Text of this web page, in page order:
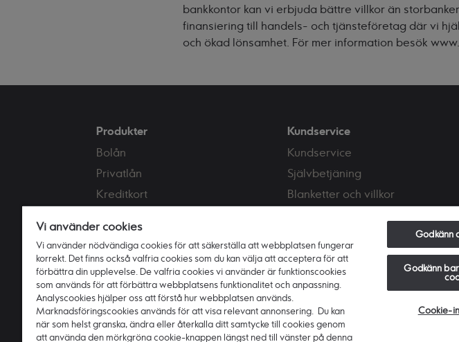
bankkontor kan vi erbjuda bättre villkor än
finansiering till handels- och tjänsteföretag där vi
och ökad lönsamhet. För mer information besök
Produkter
Bolån
Privatlån
Kreditkort
Försäkringar
Kundservice
Kundservice
Självbetjäning
Blanketter och villkor
Vi använder cookies
Vi använder nödvändiga cookies för att säkerställa att webbplatsen fungerar
korrekt. Det finns också valfria cookies som du kan välja att acceptera för att
förbättra din upplevelse. De valfria cookies vi använder är funktionscookies
som används för att förbättra webbplatsens funktionalitet och anpassning.
Analyscookies hjälper oss att förstå hur webbplatsen används.
Marknadsföringscookies används för att visa relevant annonsering. Du kan
när som helst granska, ändra eller återkalla ditt samtycke till cookies genom
att använda den mörkgröna cookie-knappen längst ned till vänster på denna
Godkänn
Godkänn
Cookie-